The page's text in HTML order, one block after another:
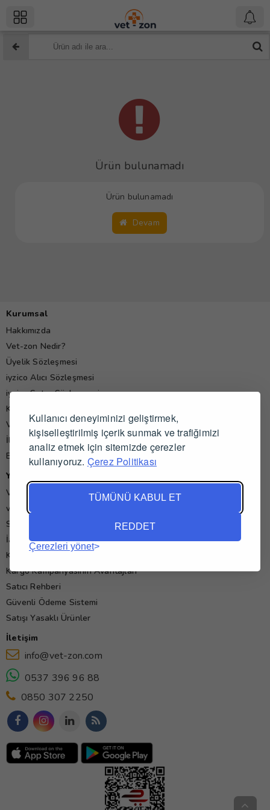
Kullanıcı deneyiminizi geliştirmek,
kişiselleştirilmiş içerik sunmak ve trafiğimizi
analiz etmek için sitemizde çerezler
kullanıyoruz. Çerez Politikası
TÜMÜNÜ KABUL ET
REDDET
Çerezleri yönet
Ürün bulunamadı
Ürün bulunamadı
Devam
Kurumsal
Hakkımızda
Vet-zon Nedir?
Üyelik Sözleşmesi
iyzico Alıcı Sözleşmesi
iyzico Satıcı Sözleşmesi
Kişisel Verilerin Korunması Politikası
Veteriner Hekim Yorumları
İletişim
Blog
Yardım
Veteriner İş İlanları
vet-zon'da Alışveriş ve Satış
Sık Sorulan Sorular
İade ve İptal Koşulları
Kullanım Koşulları
Kargo Kampanyasının Avantajları
Satıcı Rehberi
Güvenli Ödeme Sistemi
Satışı Yasaklı Ürünler
İletişim
info@vet-zon.com
0537 396 96 88
0850 307 2250